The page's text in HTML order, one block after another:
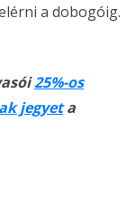
a dobogóig.
25%-os
jegyeta